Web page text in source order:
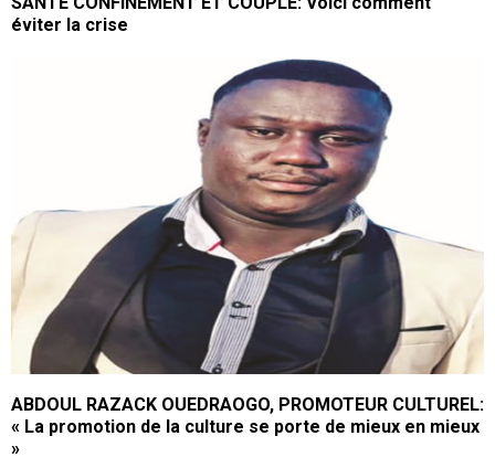
éviter la crise
ABDOUL RAZACK OUEDRAOGO, PROMOTEUR CULTUREL:
« La promotion de la culture se porte de mieux en mieux
»